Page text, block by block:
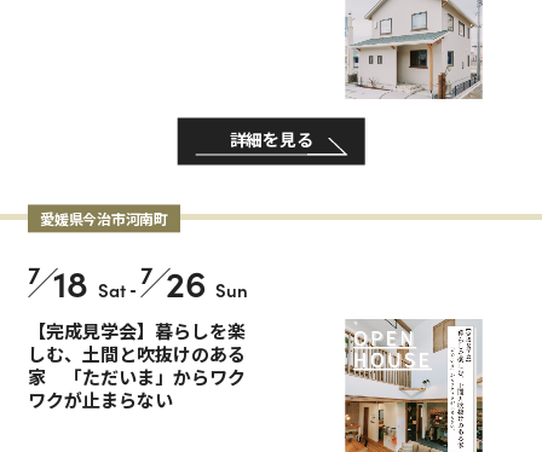
詳細を見る
愛媛県今治市河南町
7 18 Sat-7 26 Sun
【完成見学会】暮らしを楽
しむ、土間と吹抜けのある
家 「ただいま」からワク
ワクが止まらない